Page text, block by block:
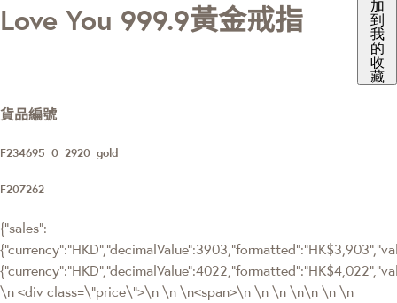
Love You 999.9黃金戒指
加
到
我
的
收
藏
貨品編號
F234695_0_2920_gold
F207262
{"sales":
\n <div class=\"price\">\n \n \n<span>\n \n \n \n\n \n \n